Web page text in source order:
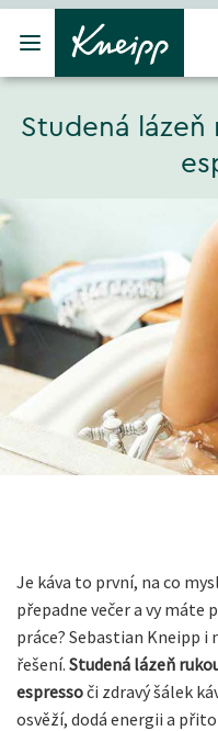
Přejít na hlavní obsah
Přejít na obsah patičky
Studená lázeň
Je káva to první, na co
přepadne večer a vy máte
práce? Sebastian Kneipp
řešení. Studená lázeň
espressoči zdravý šálek
osvěží, dodá energii a